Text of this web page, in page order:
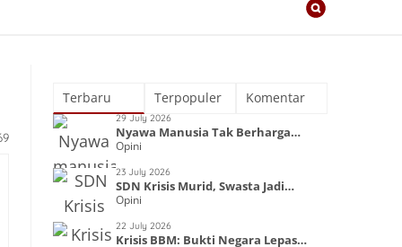
Terbaru Terpopuler Komentar
29 July 2026
Nyawa Manusia Tak Berharga
dalam Kapitalisme
Opini
23 July 2026
SDN Krisis Murid, Swasta Jadi
Primadona
Opini
22 July 2026
Krisis BBM: Bukti Negara Lepas